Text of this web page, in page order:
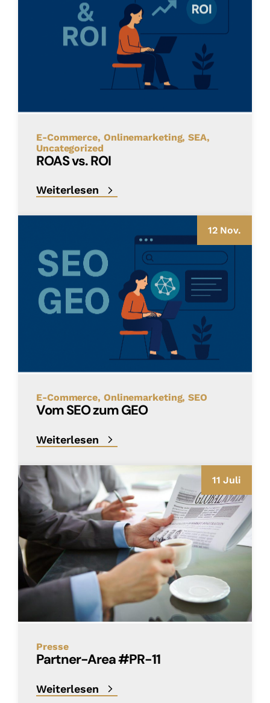
E-Commerce Onlinemarketing SEA
Uncategorized
ROAS vs. ROI
Weiterlesen
12 Nov.
E-Commerce Onlinemarketing SEO
Vom SEO zum GEO
Weiterlesen
11 Juli
Presse
Partner-Area #PR-11
Weiterlesen